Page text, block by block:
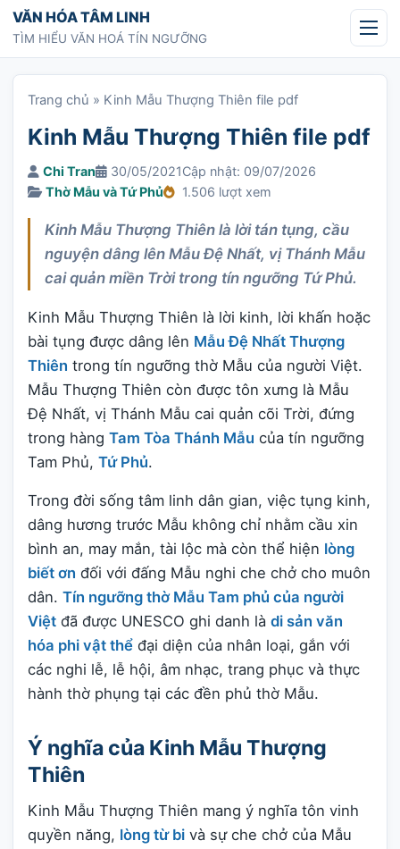
Chuyển tới nội dung
VĂN HÓA TÂM LINH
TÌM HIỂU VĂN HOÁ TÍN NGƯỠNG
Trang chủ » Kinh Mẫu Thượng Thiên file pdf
Kinh Mẫu Thượng Thiên file pdf
Chi Tran 30/05/2021Cập nhật: 09/07/2026
Thờ Mẫu và Tứ Phủ
1.506 lượt xem
Kinh Mẫu Thượng Thiên là lời tán tụng, cầu
nguyện dâng lên Mẫu Đệ Nhất, vị Thánh Mẫu
cai quản miền Trời trong tín ngưỡng Tứ Phủ.
Kinh Mẫu Thượng Thiên là lời kinh, lời khấn hoặc
bài tụng được dâng lên Mẫu Đệ Nhất Thượng
Thiên trong tín ngưỡng thờ Mẫu của người Việt.
Mẫu Thượng Thiên còn được tôn xưng là Mẫu
Đệ Nhất, vị Thánh Mẫu cai quản cõi Trời, đứng
trong hàng Tam Tòa Thánh Mẫu của tín ngưỡng
Tam Phủ, Tứ Phủ.
Trong đời sống tâm linh dân gian, việc tụng kinh,
dâng hương trước Mẫu không chỉ nhằm cầu xin
bình an, may mắn, tài lộc mà còn thể hiện lòng
biết ơn đối với đấng Mẫu nghi che chở cho muôn
dân. Tín ngưỡng thờ Mẫu Tam phủ của người
Việt đã được UNESCO ghi danh là di sản văn
hóa phi vật thể đại diện của nhân loại, gắn với
các nghi lễ, lễ hội, âm nhạc, trang phục và thực
hành thờ phụng tại các đền phủ thờ Mẫu.
Ý nghĩa của Kinh Mẫu Thượng
Thiên
Kinh Mẫu Thượng Thiên mang ý nghĩa tôn vinh
quyền năng, lòng từ bi và sự che chở của Mẫu